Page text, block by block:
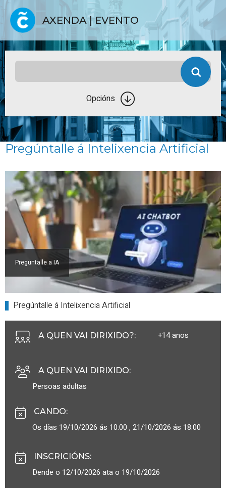
AXENDA | EVENTO
Opcións
Pregúntalle á Intelixencia Artificial
Preguntalle a IA
Pregúntalle á Intelixencia Artificial
A QUEN VAI DIRIXIDO?: +14 anos
A QUEN VAI DIRIXIDO:
Persoas adultas
CANDO:
Os días 19/10/2026 ás 10:00 , 21/10/2026 ás 18:00
INSCRICIÓNS:
Dende o 12/10/2026 ata o 19/10/2026